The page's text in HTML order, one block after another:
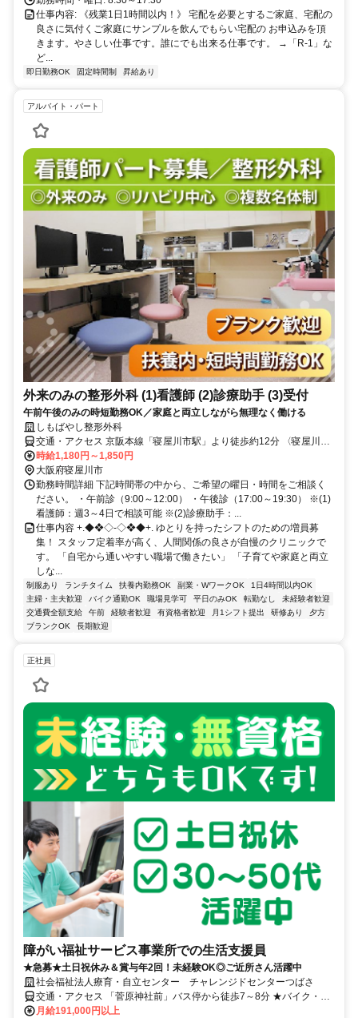
仕事内容: 《残業1日1時間以内！》 宅配を必要とするご家庭、宅配の
良さに気付くご家庭にサンプルを飲んでもらい宅配の お申込みを頂
きます。やさしい仕事です。誰にでも出来る仕事です。 →「R-1」な
ど...
即日勤務OK 固定時間制 昇給あり
アルバイト・パート
外来のみの整形外科 (1)看護師 (2)診療助手 (3)受付
午前午後のみの時短勤務OK／家庭と両立しながら無理なく働ける
しもばやし整形外科
交通・アクセス 京阪本線「寝屋川市駅」より徒歩約12分 〈寝屋川出
雲郵便局・中木田中学校・コーナン寝屋川昭栄店近く！〉
時給1,180円～1,850円
大阪府寝屋川市
勤務時間詳細 下記時間帯の中から、ご希望の曜日・時間をご相談く
ださい。 ・午前診（9:00～12:00） ・午後診（17:00～19:30） ※(1)
看護師：週3～4日で相談可能 ※(2)診療助手：...
仕事内容 +.◆❖◇-◇❖◆+. ゆとりを持ったシフトのための増員募
集！ スタッフ定着率が高く、人間関係の良さが自慢のクリニックで
す。 「自宅から通いやすい職場で働きたい」 「子育てや家庭と両立
しな...
制服あり ランチタイム 扶養内勤務OK 副業・WワークOK
1日4時間以内OK
主婦・主夫歓迎
バイク通勤OK 職場見学可 平日のみOK 転勤なし
未経験者歓迎
交通費全額支給
午前 経験者歓迎 有資格者歓迎 月1シフト提出 研修あり
夕方
ブランクOK
長期歓迎
正社員
障がい福祉サービス事業所での生活支援員
★急募★土日祝休み＆賞与年2回！未経験OK◎ご近所さん活躍中
社会福祉法人療育・自立センター チャレンジドセンターつばさ
交通・アクセス 「菅原神社前」バス停から徒歩7～8分 ★バイク・自
転車通勤OK
月給191,000円以上